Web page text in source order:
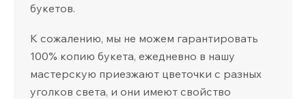
букетов.
К сожалению, мы не можем гарантировать
100% копию букета, ежедневно в нашу
мастерскую приезжают цветочки с разных
уголков света, и они имеют свойство